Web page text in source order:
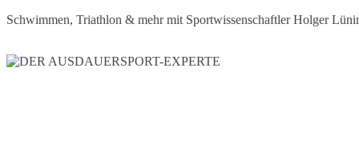
Schwimmen, Triathlon & mehr mit Sportwissenschaftler Holger